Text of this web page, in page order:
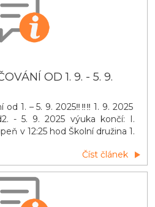
OD 1. 9. - 5. 9.
1. – 5. 9. 2025‼️‼️‼️ 1. 9. 2025
- 5. 9. 2025 výuka končí: I.
v 12:25 hod Školní družina 1.
Číst článek